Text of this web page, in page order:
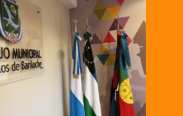
- Registro
- Registro
- Registro
- Registro